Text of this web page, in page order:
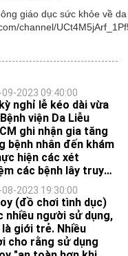
giáo dục sức khỏe về
channel/
09-2023 09:40:00
nghỉ lễ kéo dài vừa
viện Da Liễu
ghi nhận gia tăng
bệnh nhân đến khám
hiện các xét
các bệnh lây truyền
tình dục.
08-2023 19:30:00
(đồ chơi tình dục)
nhiều người sử dụng,
giới trẻ. Nhiều
cho rằng sử dụng